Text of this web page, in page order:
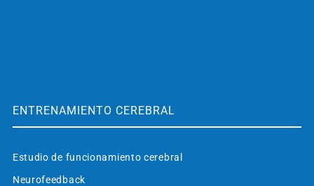
ENTRENAMIENTO CEREBRAL
Estudio de funcionamiento cerebral
Neurofeedback